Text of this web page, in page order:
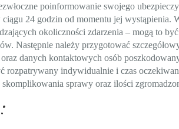
poinformowanie swojego
24 godzin od momentu jej wystąpienia.
okoliczności zdarzenia – mogą to
Następnie należy przygotować
danych kontaktowych osób
rozpatrywany indywidualnie i czas
sprawy oraz ilości